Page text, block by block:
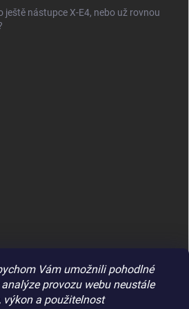
Vám umožnili pohodlné
provozu webu neustále
a použitelnost
ještě nástupce X-E4, nebo už rovnou